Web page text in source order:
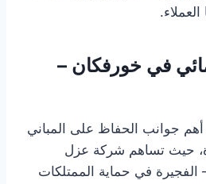
في خورفكان –
أهم جوانب الحفاظ على المباني
حيث تساهم شركة عزل
في حماية الممتلكات